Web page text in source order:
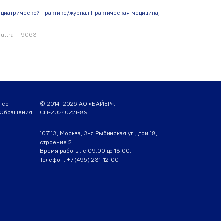
практике/журнал Практическая медицина,
со
© 2014–2026 АО «БАЙЕР».
CH-20240221-89
107113, Москва, 3-я Рыбинская ул., дом 18,
строение 2.
Время работы: с 09:00 до 18:00.
Телефон: +7 (495) 231-12-00